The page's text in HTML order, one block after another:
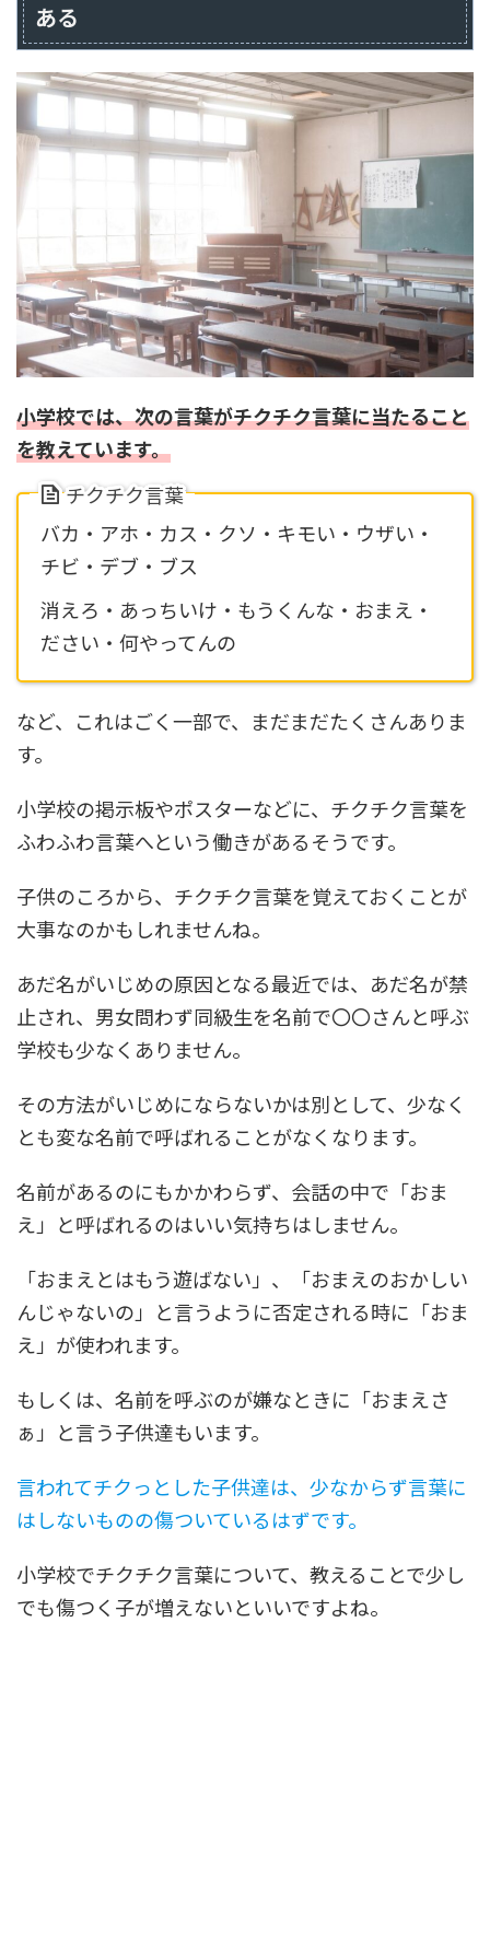
ある
小学校では、次の言葉がチクチク言葉に当たること
を教えています。
チクチク言葉
バカ・アホ・カス・クソ・キモい・ウザい・
チビ・デブ・ブス
消えろ・あっちいけ・もうくんな・おまえ・
ださい・何やってんの
など、これはごく一部で、まだまだたくさんありま
す。
小学校の掲示板やポスターなどに、チクチク言葉を
ふわふわ言葉へという働きがあるそうです。
子供のころから、チクチク言葉を覚えておくことが
大事なのかもしれませんね。
あだ名がいじめの原因となる最近では、あだ名が禁
止され、男女問わず同級生を名前で〇〇さんと呼ぶ
学校も少なくありません。
その方法がいじめにならないかは別として、少なく
とも変な名前で呼ばれることがなくなります。
名前があるのにもかかわらず、会話の中で「おま
え」と呼ばれるのはいい気持ちはしません。
「おまえとはもう遊ばない」、「おまえのおかしい
んじゃないの」と言うように否定される時に「おま
え」が使われます。
もしくは、名前を呼ぶのが嫌なときに「おまえさ
ぁ」と言う子供達もいます。
言われてチクっとした子供達は、少なからず言葉に
はしないものの傷ついているはずです。
小学校でチクチク言葉について、教えることで少し
でも傷つく子が増えないといいですよね。